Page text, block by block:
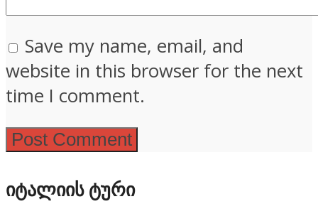
Save my name, email, and
website in this browser for the next
time I comment.
ᲘᲢᲐᲚᲘᲘᲡ ᲢᲣᲠᲘ